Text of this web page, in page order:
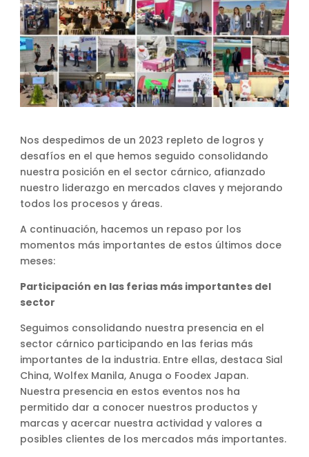
Nos despedimos de un 2023 repleto de logros y
desafíos en el que hemos seguido consolidando
nuestra posición en el sector cárnico, afianzado
nuestro liderazgo en mercados claves y mejorando
todos los procesos y áreas.
A continuación, hacemos un repaso por los
momentos más importantes de estos últimos doce
meses:
Participación en las ferias más importantes del
sector
Seguimos consolidando nuestra presencia en el
sector cárnico participando en las ferias más
importantes de la industria. Entre ellas, destaca Sial
China, Wolfex Manila, Anuga o Foodex Japan.
Nuestra presencia en estos eventos nos ha
permitido dar a conocer nuestros productos y
marcas y acercar nuestra actividad y valores a
posibles clientes de los mercados más importantes.